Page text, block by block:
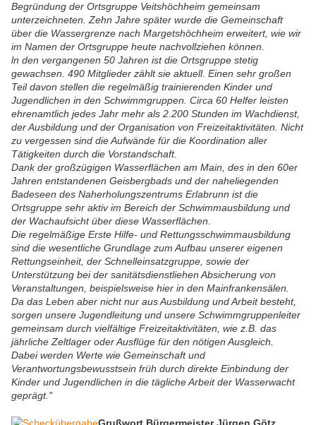
Begründung der Ortsgruppe Veitshöchheim gemeinsam
unterzeichneten. Zehn Jahre später wurde die Gemeinschaft
über die Wassergrenze nach Margetshöchheim erweitert, wie wir
im Namen der Ortsgruppe heute nachvollziehen können.
ln den vergangenen 50 Jahren ist die Ortsgruppe stetig
gewachsen. 490 Mitglieder zählt sie aktuell. Einen sehr großen
Teil davon stellen die regelmäßig trainierenden Kinder und
Jugendlichen in den Schwimmgruppen. Circa 60 Helfer leisten
ehrenamtlich jedes Jahr mehr als 2.200 Stunden im Wachdienst,
der Ausbildung und der Organisation von Freizeitaktivitäten. Nicht
zu vergessen sind die Aufwände für die Koordination aller
Tätigkeiten durch die Vorstandschaft.
Dank der großzügigen Wasserflächen am Main, des in den 60er
Jahren entstandenen Geisbergbads und der naheliegenden
Badeseen des Naherholungszentrums Erlabrunn ist die
Ortsgruppe sehr aktiv im Bereich der Schwimmausbildung und
der Wachaufsicht über diese Wasserflächen.
Die regelmäßige Erste Hilfe- und Rettungsschwimmausbildung
sind die wesentliche Grundlage zum Aufbau unserer eigenen
Rettungseinheit, der Schnelleinsatzgruppe, sowie der
Unterstützung bei der sanitätsdienstliehen Absicherung von
Veranstaltungen, beispielsweise hier in den Mainfrankensälen.
Da das Leben aber nicht nur aus Ausbildung und Arbeit besteht,
sorgen unsere Jugendleitung und unsere Schwimmgruppenleiter
gemeinsam durch vielfältige Freizeitaktivitäten, wie z.B. das
jährliche Zeltlager oder Ausflüge für den nötigen Ausgleich.
Dabei werden Werte wie Gemeinschaft und
Verantwortungsbewusstsein früh durch direkte Einbindung der
Kinder und Jugendlichen in die tägliche Arbeit der Wasserwacht
geprägt."